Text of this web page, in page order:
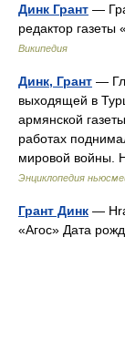
Динк Грант —
редактор
Википедия
Динк, Грант —
выходящей в
армянской
работах
мировой войны.
Энциклопедия
Грант Динк —
«Агос» Дата